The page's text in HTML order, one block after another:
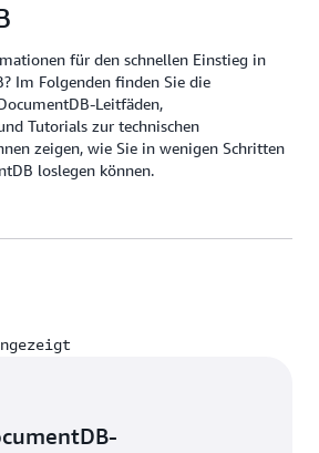
für den schnellen Einstieg in
Im Folgenden finden Sie die
Leitfäden,
Tutorials zur technischen
zeigen, wie Sie in wenigen Schritten
loslegen können.